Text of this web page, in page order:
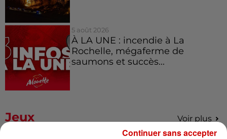
5 août 2026
À LA UNE : incendie à La
Rochelle, mégaferme de
saumons et succès...
Jeux Voir plus
Continuer sans accepter